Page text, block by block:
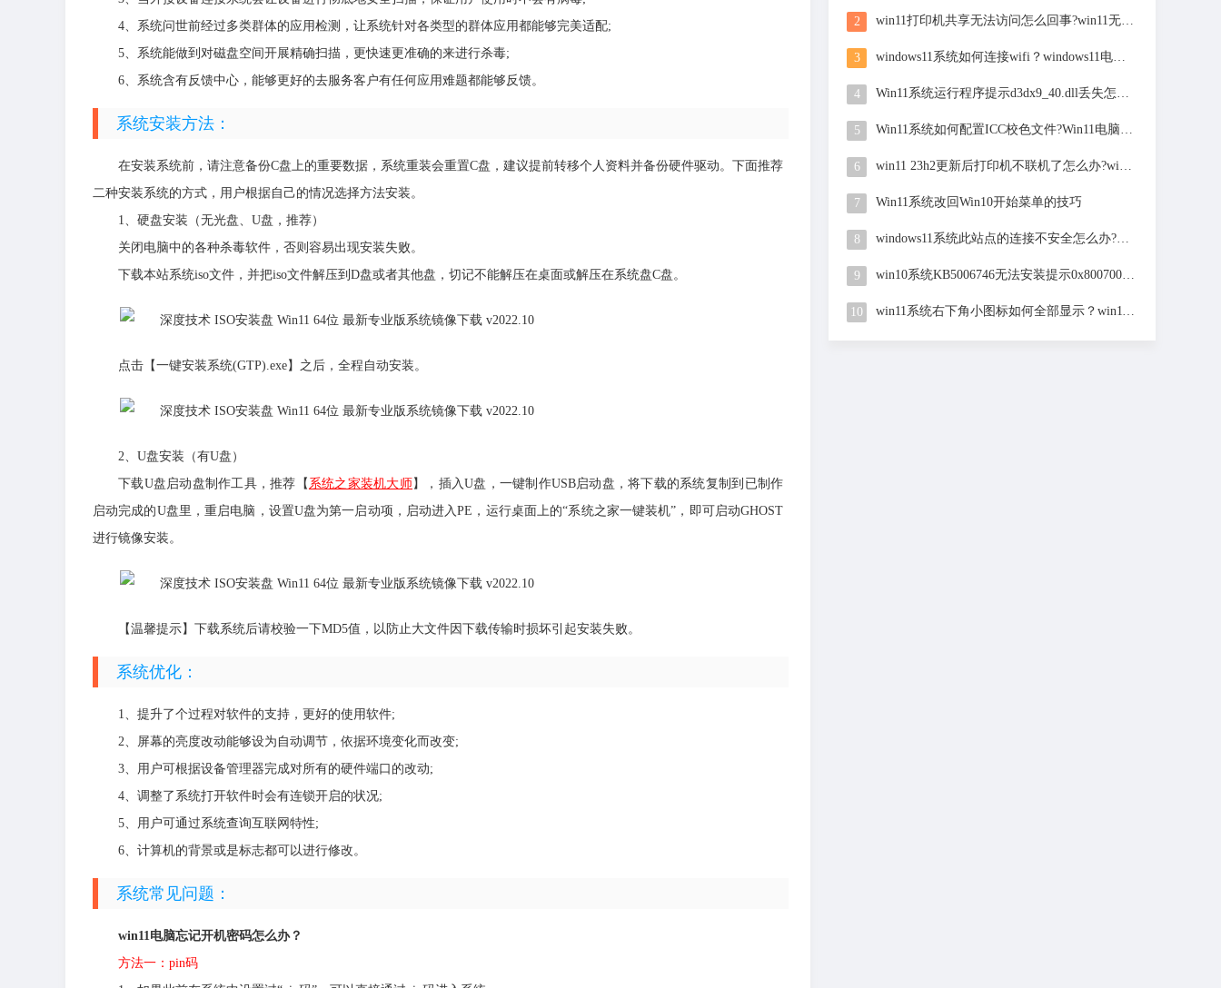
4、系统问世前经过多类群体的应用检测，让系统针对各类型的群体应用都能够完美适配;
5、系统能做到对磁盘空间开展精确扫描，更快速更准确的来进行杀毒;
6、系统含有反馈中心，能够更好的去服务客户有任何应用难题都能够反馈。
系统安装方法：
在安装系统前，请注意备份C盘上的重要数据，系统重装会重置C盘，建议提前转移个人资料并备份硬件驱动。下面推荐
二种安装系统的方式，用户根据自己的情况选择方法安装。
1、硬盘安装（无光盘、U盘，推荐）
关闭电脑中的各种杀毒软件，否则容易出现安装失败。
下载本站系统iso文件，并把iso文件解压到D盘或者其他盘，切记不能解压在桌面或解压在系统盘C盘。
点击【一键安装系统(GTP).exe】之后，全程自动安装。
2、U盘安装（有U盘）
下载U盘启动盘制作工具，推荐【 系统之家装机大师 】，插入U盘，一键制作USB启动盘，将下载的系统复制到已制作
启动完成的U盘里，重启电脑，设置U盘为第一启动项，启动进入PE，运行桌面上的“系统之家一键装机”，即可启动GHOST
进行镜像安装。
【温馨提示】下载系统后请校验一下MD5值，以防止大文件因下载传输时损坏引起安装失败。
系统优化：
1、提升了个过程对软件的支持，更好的使用软件;
2、屏幕的亮度改动能够设为自动调节，依据环境变化而改变;
3、用户可根据设备管理器完成对所有的硬件端口的改动;
4、调整了系统打开软件时会有连锁开启的状况;
5、用户可通过系统查询互联网特性;
6、计算机的背景或是标志都可以进行修改。
系统常见问题：
win11电脑忘记开机密码怎么办？
方法一：pin码
2 win11打印机共享无法访问怎么回事?win11无法连接共享
3 windows11系统如何连接wifi？windows11电脑连接wifi方法
4 Win11系统运行程序提示d3dx9_40.dll丢失怎么办？Win11运
5 Win11系统如何配置ICC校色文件?Win11电脑颜色配置文件
6 win11 23h2更新后打印机不联机了怎么办?win11 23h2更
7 Win11系统改回Win10开始菜单的技巧
8 windows11系统此站点的连接不安全怎么办?Win11提示站
9 win10系统KB5006746无法安装提示0x8007000d的解决方法
10 win11系统右下角小图标如何全部显示？win11右下角小图标